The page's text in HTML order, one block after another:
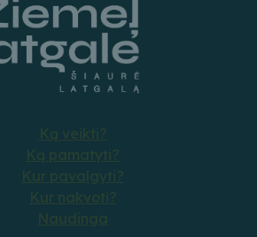
Ką veikti?
Ką pamatyti?
Kur pavalgyti?
Kur nakvoti?
Naudinga